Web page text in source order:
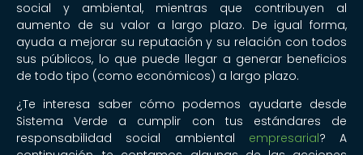
social y ambiental, mientras que contribuyen al
aumento de su valor a largo plazo. De igual forma,
ayuda a mejorar su reputación y su relación con todos
sus públicos, lo que puede llegar a generar beneficios
de todo tipo (como económicos) a largo plazo.
¿Te interesa saber cómo podemos ayudarte desde
Sistema Verde a cumplir con tus estándares de
responsabilidad social ambiental empresarial? A